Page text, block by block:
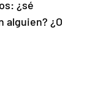
¿sé
alguien? ¿O